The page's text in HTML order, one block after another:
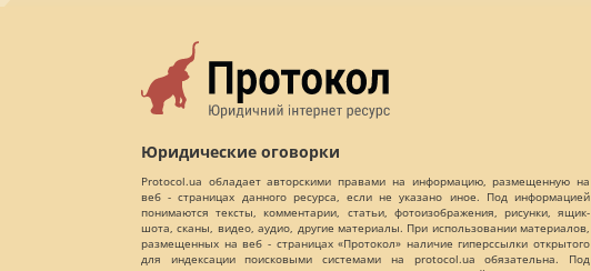
Юридические оговорки
Protocol.ua обладает авторскими правами на информацию, размещенную на
веб - страницах данного ресурса, если не указано иное. Под информацией
понимаются тексты, комментарии, статьи, фотоизображения, рисунки, ящик-
шота, сканы, видео, аудио, другие материалы. При использовании материалов,
размещенных на веб - страницах «Протокол» наличие гиперссылки открытого
для индексации поисковыми системами на protocol.ua обязательна. Под